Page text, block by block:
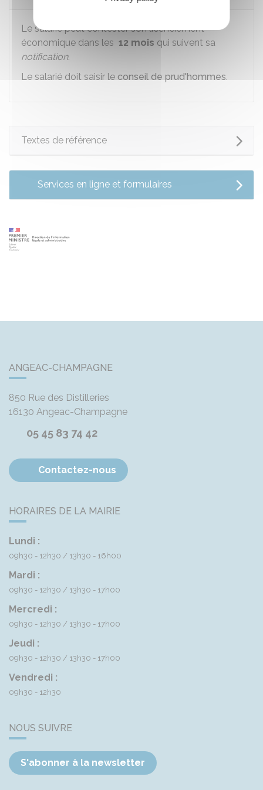
Le salarié peut contester son licenciement
économique dans les 12 mois qui suivent sa
notification.
Le salarié doit saisir le conseil de prud'hommes.
Textes de référence
Services en ligne et formulaires
ANGEAC-CHAMPAGNE
850 Rue des Distilleries
16130 Angeac-Champagne
05 45 83 74 42
Contactez-nous
HORAIRES DE LA MAIRIE
Lundi :
09h30 - 12h30 13h30 - 16h00
Mardi :
09h30 - 12h30 13h30 - 17h00
Mercredi :
09h30 - 12h30 13h30 - 17h00
Jeudi :
09h30 - 12h30 13h30 - 17h00
Vendredi :
09h30 - 12h30
NOUS SUIVRE
S'abonner à la newsletter